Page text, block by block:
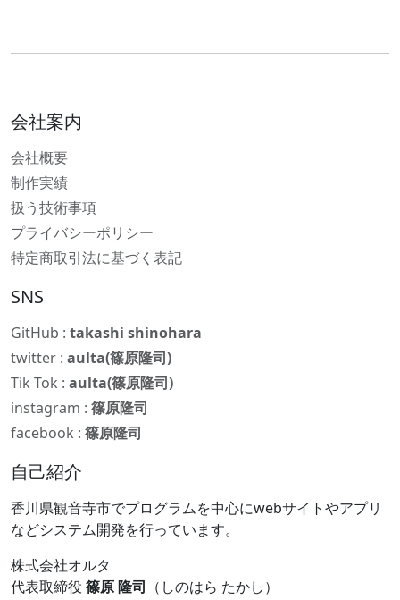
会社案内
会社概要
制作実績
扱う技術事項
プライバシーポリシー
特定商取引法に基づく表記
SNS
GitHub : takashi shinohara
twitter : aulta(篠原隆司)
Tik Tok : aulta(篠原隆司)
instagram : 篠原隆司
facebook : 篠原隆司
自己紹介
香川県観音寺市でプログラムを中心にwebサイトやアプリ
などシステム開発を行っています。
株式会社オルタ
代表取締役 篠原 隆司 （しのはら たかし）